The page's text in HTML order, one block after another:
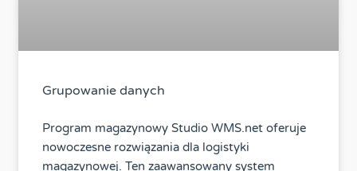
Grupowanie danych
Program magazynowy Studio WMS.net oferuje
nowoczesne rozwiązania dla logistyki
magazynowej. Ten zaawansowany system